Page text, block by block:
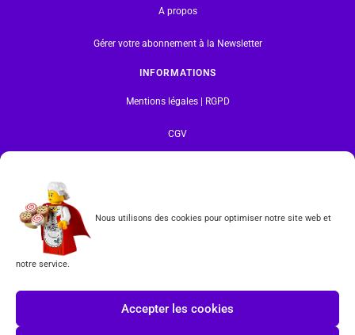
Nous utilisons des cookies pour optimiser notre site web et
notre service.
Accepter les cookies
A propos
Gérer votre abonnement à la Newsletter
INFORMATIONS
Mentions légales | RGPD
CGV
Tous les produits vendus sur ce site sont fabriqués par LEGO exclusivement. LEGO® est une
marque déposée par The LEGO Group. Les propriétaires des marques respectives citées sur le site
en restent les propriétaires. Tous droits réservés.
INSCRIPTION À LA NEWSLETTER